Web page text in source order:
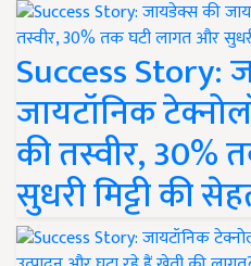
Success Story:
जायटॉनिक
की तस्वीर, 30%
सुधरी मिट्टी की